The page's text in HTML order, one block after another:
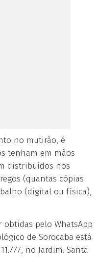
no mutirão, é
tenham em mãos
distribuídos nos
(quantas cópias
(digital ou física),
obtidas pelo WhatsApp
de Sorocaba está
no Jardim. Santa